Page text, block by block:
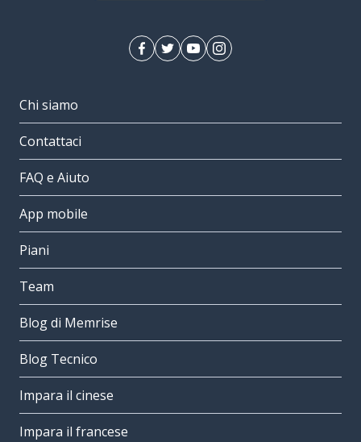
Chi siamo
Contattaci
FAQ e Aiuto
App mobile
Piani
Team
Blog di Memrise
Blog Tecnico
Impara il cinese
Impara il francese